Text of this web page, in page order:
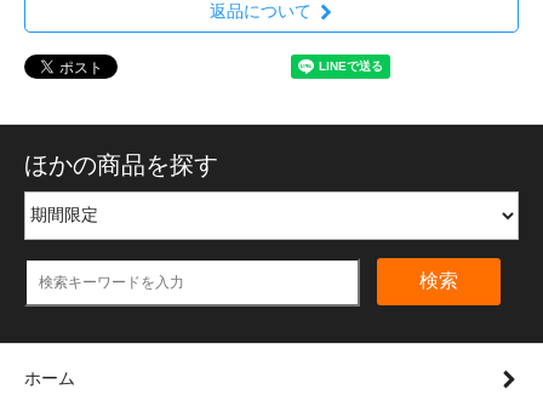
返品について
ほかの商品を探す
検索
ホーム